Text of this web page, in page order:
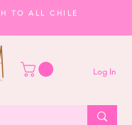
TO ALL CHILE
Log In